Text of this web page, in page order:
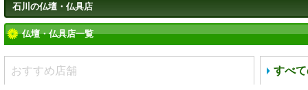
石川の仏壇・仏具店
仏壇・仏具店一覧
おすすめ店舗 すべ